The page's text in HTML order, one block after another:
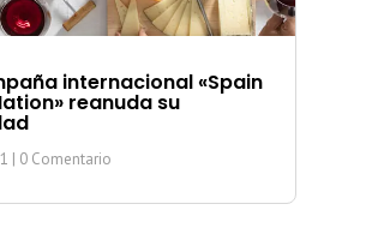
internacional «Spain
reanuda su
| 0 Comentario